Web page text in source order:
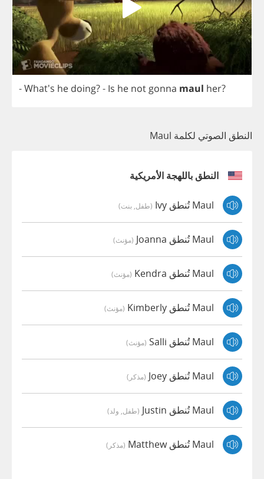
- What's he doing?- Is he not gonna maul her?
النطق الصوتي لكلمة Maul
النطق باللهجة الأمريكية
Maul تُنطق Ivy (طفل, بنت)
Maul تُنطق Joanna (مؤنث)
Maul تُنطق Kendra (مؤنث)
Maul تُنطق Kimberly (مؤنث)
Maul تُنطق Salli (مؤنث)
Maul تُنطق Joey (مذكر)
Maul تُنطق Justin (طفل, ولد)
Maul تُنطق Matthew (مذكر)